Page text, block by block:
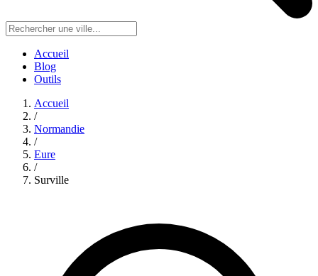
Accueil
Blog
Outils
Accueil
/
Normandie
/
Eure
/
Surville